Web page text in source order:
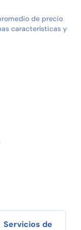
de precio
características y
Servicios de